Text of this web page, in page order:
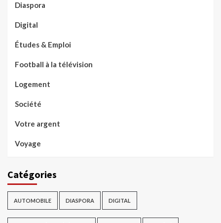
Diaspora
Digital
Études & Emploi
Football à la télévision
Logement
Société
Votre argent
Voyage
Catégories
AUTOMOBILE DIASPORA DIGITAL